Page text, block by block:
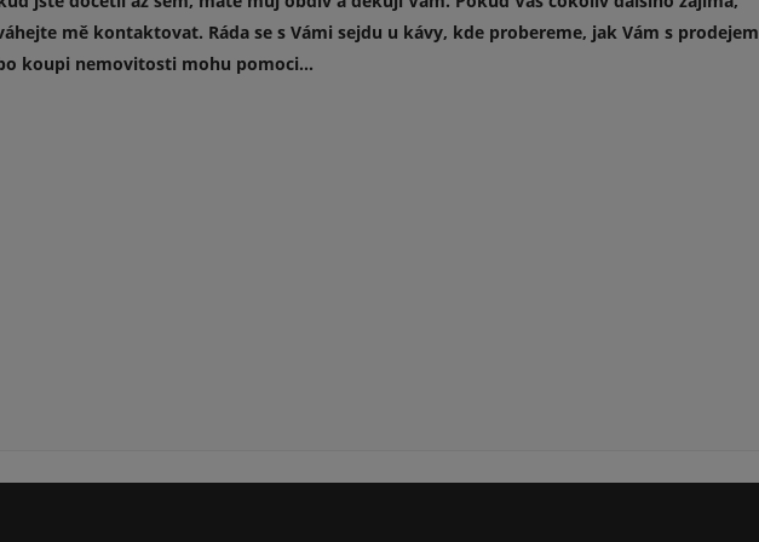
mě kontaktovat. Ráda se s Vámi sejdu u kávy, kde probereme, jak Vám s prodejem
koupi nemovitosti mohu pomoci...